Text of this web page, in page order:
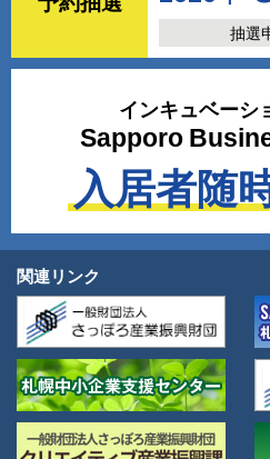
ア
抽選
インキュベーシ
Sapporo
入居者随
関連リンク